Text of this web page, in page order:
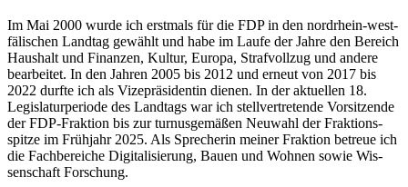
Im Mai 2000 wur­de ich erst­mals für die FDP in den nord­rhein-west­
fä­li­schen Land­tag gewählt und habe im Lau­fe der Jah­re den Bereich
Haus­halt und Finan­zen, Kul­tur, Euro­pa, Straf­voll­zug und ande­re
bear­bei­tet. In den Jah­ren 2005 bis 2012 und erneut von 2017 bis
2022 durf­te ich als Vize­prä­si­den­tin die­nen. In der aktu­el­len 18.
Legis­la­tur­pe­ri­ode des Land­tags war ich stell­ver­tre­ten­de Vor­sit­zen­de
der FDP-Frak­ti­on bis zur tur­nus­ge­mä­ßen Neu­wahl der Frak­ti­ons­
spit­ze im Früh­jahr 2025. Als Spre­che­rin mei­ner Frak­ti­on betreue ich
die Fach­be­rei­che Digi­ta­li­sie­rung, Bau­en und Woh­nen sowie Wis­
sen­schaft Forschung.